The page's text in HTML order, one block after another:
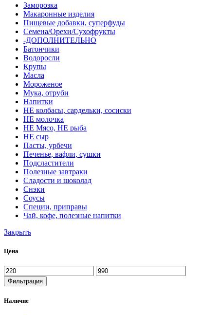
Заморозка
Макаронные изделия
Пищевые добавки, суперфуды
Семена/Орехи/Сухофрукты
-ДОПОЛНИТЕЛЬНО
Батончики
Водоросли
Крупы
Масла
Мороженое
Мука, отруби
Напитки
НЕ колбасы, сардельки, сосиски
НЕ молочка
НЕ Мясо, НЕ рыба
НЕ сыр
Пасты, урбечи
Печенье, вафли, сушки
Подсластители
Полезные завтраки
Сладости и шоколад
Снэки
Соусы
Специи, приправы
Чай, кофе, полезные напитки
Закрыть
Цена
Фильтрация
Наличие